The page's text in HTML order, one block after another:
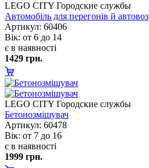
LEGO CITY Городские службы
Автомобіль для перегонів й автовоз
Артикул: 60406
ік: от 6 до 14
є в наявності
1429 грн.
LEGO CITY Городские службы
Бетонозмішувач
Артикул: 60478
ік: от 7 до 16
є в наявності
1999 грн.